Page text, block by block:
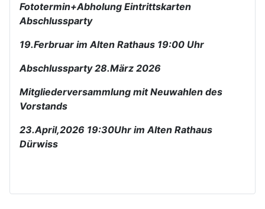
Fototermin+Abholung Eintrittskarten
Abschlussparty
19.Ferbruar im Alten Rathaus 19:00 Uhr
Abschlussparty 28.März 2026
Mitgliederversammlung mit Neuwahlen des
Vorstands
23.April,2026 19:30Uhr im Alten Rathaus
Dürwiss